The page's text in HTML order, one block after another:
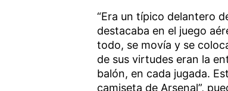
“Era un típico delantero
destacaba en el juego
todo, se movía y se
de sus virtudes eran la
balón, en cada jugada.
camiseta de Arsenal”,